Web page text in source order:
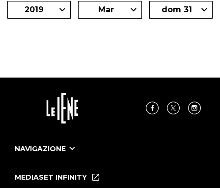
2019 Mar dom 31
NAVIGAZIONE
Le Iene Presentano Inside
MEDIASET INFINITY